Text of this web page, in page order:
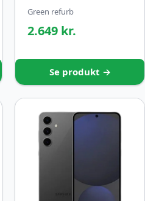
Green refurb
2.649 kr.
Se produkt →